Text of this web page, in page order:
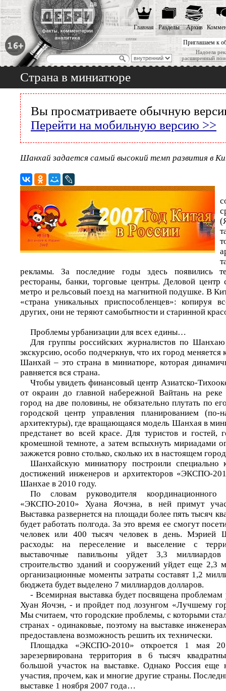
Приглашаем к
Надоела
расширенный
Главная Разделы Архив
Страна в миниатюре
Вы просматриваете обычную
Перейти на мобильную версию >>
Шанхай задается самый высокий темп развития в
рекламы. За последние годы здесь появились
рестораны, банки, торговые центры. Деловой центр
метро и рельсовый поезд на магнитной подушке. В
«страна уникальных приспособленцев»: копируя
других, они не теряют самобытности и старинной
Проблемы урбанизации для всех едины…
Для группы российских журналистов по
экскурсию, особо подчеркнув, что их город
Шанхай – это страна в миниатюре, которая
равняется вся страна.
Чтобы увидеть финансовый центр Азиатско-
от окраин до главной набережной Вайтань на реке
город на две половины, не обязательно плутать по
городской центр управления планированием (по-
архитектуры), где вращающаяся модель Шанхая в
предстанет во всей красе. Для туристов и гостей,
кромешной темноте, а затем вспыхнуть мириадами
зажжется ровно столько, сколько их в настоящем
Шанхайскую миниатюру построили специально
достижений инженеров и архитекторов «ЭКСПО-
Шанхае в 2010 году.
По словам руководителя координационного
«ЭКСПО-2010» Хуана Яочэна, в ней примут
Выставка развернется на площади более пять тысяч
будет работать полгода. За это время ее смогут
человек или 400 тысяч человек в день. Мэрией
расходы: на переселение и выселение с
выставочные павильоны уйдет 3,3
строительство зданий и сооружений уйдет еще 2,3
организационные моменты затраты составят 1,2
бюджета будет выделено 7 миллиардов долларов.
- Всемирная выставка будет посвящена проблемам
Хуан Яочэн, - и пройдет под лозунгом «Лучшему
Мы считаем, что городские проблемы, с которыми
странах - одинаковые, поэтому на выставке
предоставлена возможность решить их технически.
Площадка «ЭКСПО-2010» откроется 1 мая
зарезервирована территория в 6 тысяч
большой участок на выставке. Однако Россия еще
участия, прочем, как и многие другие страны.
выставке 1 ноября 2007 года…